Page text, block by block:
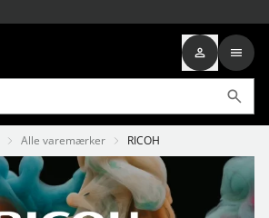
Alle varemærker RICOH